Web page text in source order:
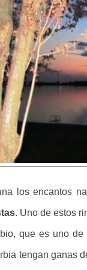
los encantos
. Uno de estos
que es uno de
tengan ganas